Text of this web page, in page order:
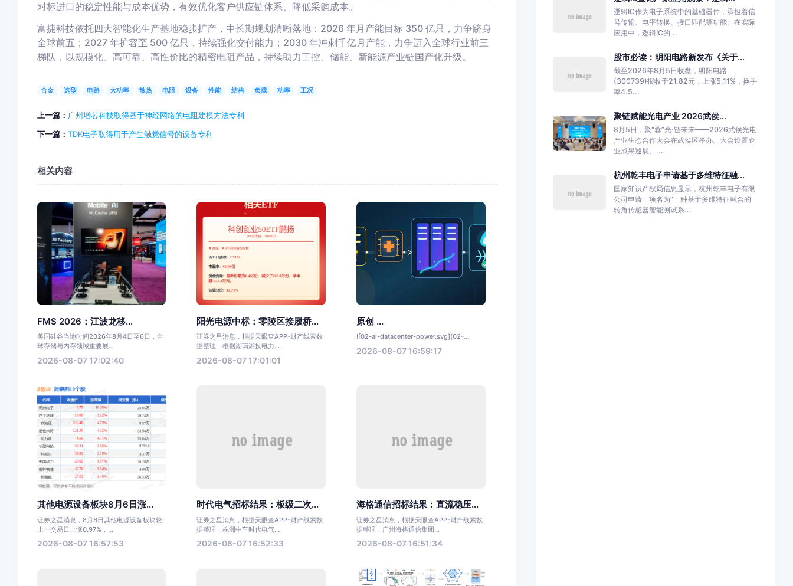
对标进口的稳定性能与成本优势，有效优化客户供应链体系、降低采购成本。
富捷科技依托四大智能化生产基地稳步扩产，中长期规划清晰落地：2026 年月产能目标 350 亿只，力争跻身
全球前五；2027 年扩容至 500 亿只，持续强化交付能力；2030 年冲刺千亿月产能，力争迈入全球行业前三
梯队，以规模化、高可靠、高性价比的精密电阻产品，持续助力工控、储能、新能源产业链国产化升级。
合金 选型 电路 大功率 散热 电阻 设备 性能 结构 负载 功率 工况
上一篇： 广州增芯科技取得基于神经网络的电阻建模方法专利
下一篇： TDK电子取得用于产生触觉信号的设备专利
相关内容
FMS 2026：江波龙移...
美国硅谷当地时间2026年8月4日至6日，全
球存储与内存领域重要展...
2026-08-07 17:02:40
阳光电源中标：零陵区接履桥...
证券之星消息，根据天眼查APP-财产线索数
据整理，根据湖南湘投电力...
2026-08-07 17:01:01
原创 ...
![02-ai-datacenter-power.svg](02-...
2026-08-07 16:59:17
其他电源设备板块8月6日涨...
证券之星消息，8月6日其他电源设备板块较
上一交易日上涨0.97%，...
2026-08-07 16:57:53
时代电气招标结果：板级二次...
证券之星消息，根据天眼查APP-财产线索数
据整理，株洲中车时代电气...
2026-08-07 16:52:33
海格通信招标结果：直流稳压...
证券之星消息，根据天眼查APP-财产线索数
据整理，广州海格通信集团...
2026-08-07 16:51:34
逻辑IC作为电子系统中的基础器件，承担着信
号传输、电平转换、接口匹配等功能。在实际
应用中，逻辑IC的...
股市必读：明阳电路新发布《关于...
截至2026年8月5日收盘，明阳电路
(300739)报收于21.82元，上涨5.11%，换手
率4.5...
聚链赋能光电产业 2026武侯...
8月5日，聚“蓉”光·链未来——2026武侯光电
产业生态合作大会在武侯区举办。大会设置企
业成果巡展、...
杭州乾丰电子申请基于多维特征融...
国家知识产权局信息显示，杭州乾丰电子有限
公司申请一项名为“一种基于多维特征融合的
转角传感器智能测试系...